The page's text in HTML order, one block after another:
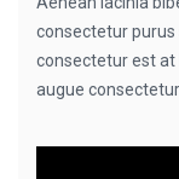
consectetur
consectetur est at
augue